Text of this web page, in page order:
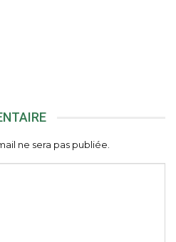
ne sera pas publiée.